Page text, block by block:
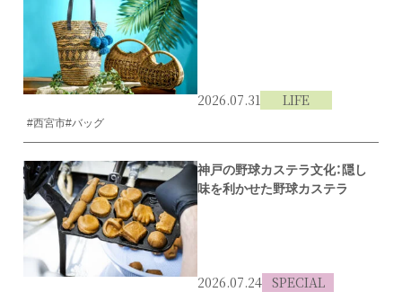
2026.07.31 LIFE
#西宮市#バッグ
神戸の野球カステラ文化：隠し
味を利かせた野球カステラ
2026.07.24 SPECIAL